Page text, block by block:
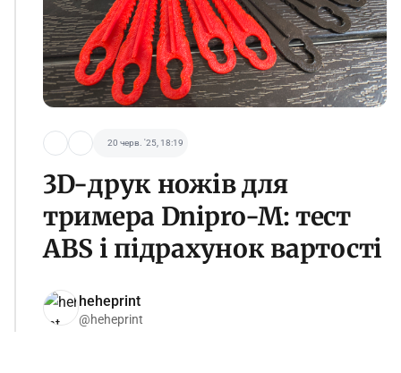
20 черв. '25, 18:19
3D-друк ножів для
тримера Dnipro-M: тест
ABS і підрахунок вартості
heheprint
@heheprint